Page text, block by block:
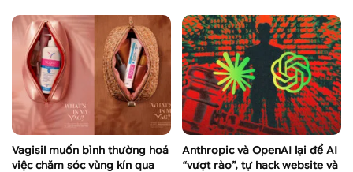
Vagisil muốn bình thường hoá
việc chăm sóc vùng kín qua
Anthropic và OpenAI lại để AI
“vượt rào”, tự hack website và